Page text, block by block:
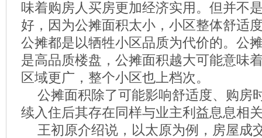
味着购房人买房更加经济实用。但并不
好，因为公摊面积太小，小区整体舒适
公摊都是以牺牲小区品质为代价的。公
是高品质楼盘，公摊面积越大可能意味
区域更广，整个小区也上档次。
公摊面积除了可能影响舒适度、购房
续入住后其存在同样与业主利益息息相
王初原介绍说，以太原为例，房屋成